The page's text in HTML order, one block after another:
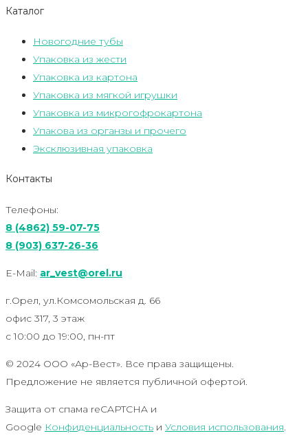
Каталог
Новогодние тубы
Упаковка из жести
Упаковка из картона
Упаковка из мягкой игрушки
Упаковка из микрогофрокартона
Упакова из органзы и прочего
Эксклюзивная упаковка
Контакты
Телефоны:
8 (4862) 59-07-75
8 (903) 637-26-36
E-Mail: ar_vest@orel.ru
г.Орел, ул.Комсомольская д. 66
офис 317, 3 этаж
с 10:00 до 19:00, пн-пт
© 2024 ООО «Ар-Вест». Все права защищены.
Предложение не является публичной офертой.
Защита от спама reCAPTCHA и
Google Конфиденциальность и Условия использования.